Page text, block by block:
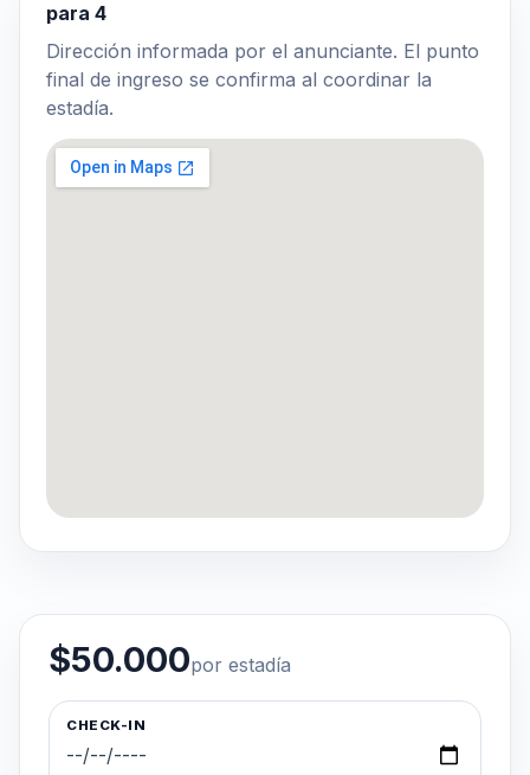
para 4
Dirección informada por el anunciante. El punto
final de ingreso se confirma al coordinar la
estadía.
$50.000por estadía
CHECK-IN